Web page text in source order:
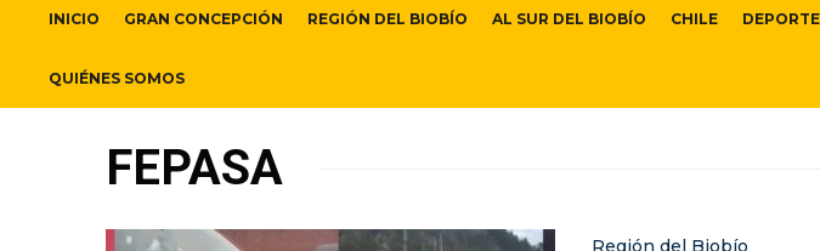
INICIO GRAN CONCEPCIÓN REGIÓN DEL BIOBÍO AL SUR DEL BIOBÍO CHILE
QUIÉNES SOMOS
FEPASA
Región del Biobío